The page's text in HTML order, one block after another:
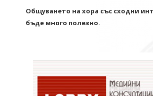
Общуването на хора със сходни
бъде много полезно.